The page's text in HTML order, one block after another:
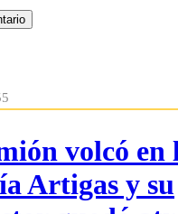
volcó en
Artigas y su